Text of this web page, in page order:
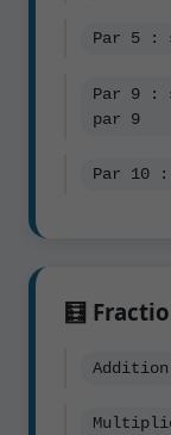
Par 5 :
Par 9 :
par 9
Par 10
🧮